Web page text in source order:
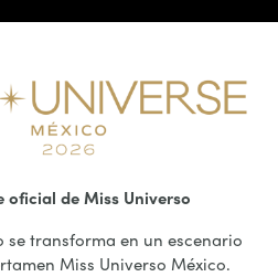
oficial de Miss Universo
se transforma en un escenario
Miss Universo México.